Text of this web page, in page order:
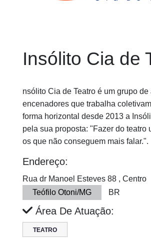
Insólito Cia de
nsólito Cia de Teatro é um grupo de
encenadores que trabalha
forma horizontal desde 2013 a
pela sua proposta: "Fazer do teatro
os que não conseguem mais falar.".
Endereço:
Rua dr Manoel Esteves 88 , Centro
Teófilo Otoni/MG
BR
Área De Atuação:
TEATRO